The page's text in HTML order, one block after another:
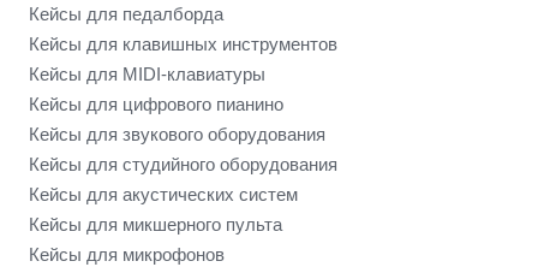
Кейсы для педалборда
Кейсы для клавишных инструментов
Кейсы для MIDI-клавиатуры
Кейсы для цифрового пианино
Кейсы для звукового оборудования
Кейсы для студийного оборудования
Кейсы для акустических систем
Кейсы для микшерного пульта
Кейсы для микрофонов